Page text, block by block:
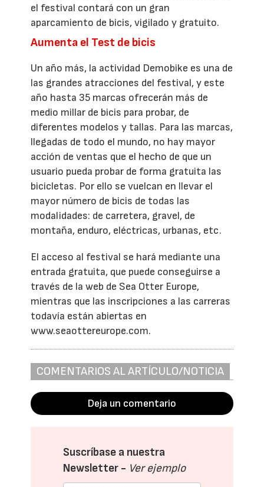
el festival contará con un gran
aparcamiento de bicis, vigilado y gratuito.
Aumenta el Test de bicis
Un año más, la actividad Demobike es una de
las grandes atracciones del festival, y este
año hasta 35 marcas ofrecerán más de
medio millar de bicis para probar, de
diferentes modelos y tallas. Para las marcas,
llegadas de todo el mundo, no hay mayor
acción de ventas que el hecho de que un
usuario pueda probar de forma gratuita las
bicicletas. Por ello se vuelcan en llevar el
mayor número de bicis de todas las
modalidades: de carretera, gravel, de
montaña, enduro, eléctricas, urbanas, etc.
El acceso al festival se hará mediante una
entrada gratuita, que puede conseguirse a
través de la web de Sea Otter Europe,
mientras que las inscripciones a las carreras
todavía están abiertas en
www.seaottereurope.com.
COMENTARIOS AL ARTÍCULO/NOTICIA
Deja un comentario
Suscríbase a nuestra
Newsletter - Ver ejemplo